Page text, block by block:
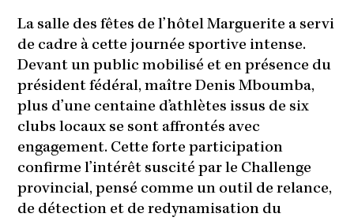
La salle des fêtes de l’hôtel Marguerite a servi
de cadre à cette journée sportive intense.
Devant un public mobilisé et en présence du
président fédéral, maître Denis Mboumba,
plus d’une centaine d’athlètes issus de six
clubs locaux se sont affrontés avec
engagement. Cette forte participation
confirme l’intérêt suscité par le Challenge
provincial, pensé comme un outil de relance,
de détection et de redynamisation du